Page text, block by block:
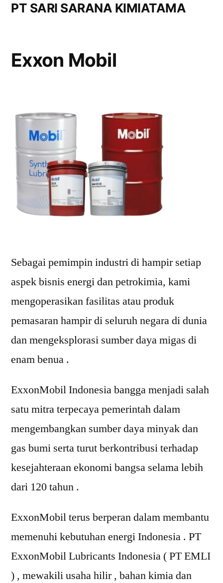
PT SARI SARANA KIMIATAMA
Exxon Mobil
Sebagai pemimpin industri di hampir setiap
aspek bisnis energi dan petrokimia, kami
mengoperasikan fasilitas atau produk
pemasaran hampir di seluruh negara di dunia
dan mengeksplorasi sumber daya migas di
enam benua .
ExxonMobil Indonesia bangga menjadi salah
satu mitra terpecaya pemerintah dalam
mengembangkan sumber daya minyak dan
gas bumi serta turut berkontribusi terhadap
kesejahteraan ekonomi bangsa selama lebih
dari 120 tahun .
ExxonMobil terus berperan dalam membantu
memenuhi kebutuhan energi Indonesia . PT
ExxonMobil Lubricants Indonesia ( PT EMLI
) , mewakili usaha hilir , bahan kimia dan